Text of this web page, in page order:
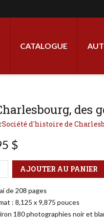
CATALOGUE
des
Société d'histoire de
$
AJOUTER AU PANIER
de 208 pages
: 8,125 x 9,875 pouces
180 photographies noir et